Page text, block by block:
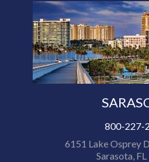
800-227-
6151 Lake Osprey
Sarasota,